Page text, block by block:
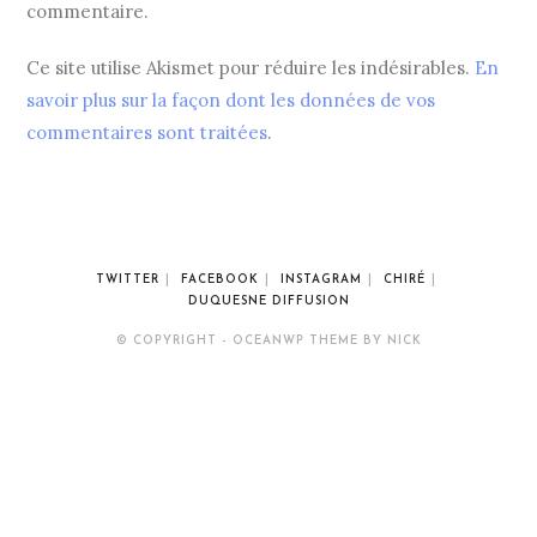
commentaire.
Ce site utilise Akismet pour réduire les indésirables. En
savoir plus sur la façon dont les données de vos
commentaires sont traitées.
TWITTER FACEBOOK INSTAGRAM
CHIRÉ
DUQUESNE DIFFUSION
© COPYRIGHT - OCEANWP THEME BY NICK